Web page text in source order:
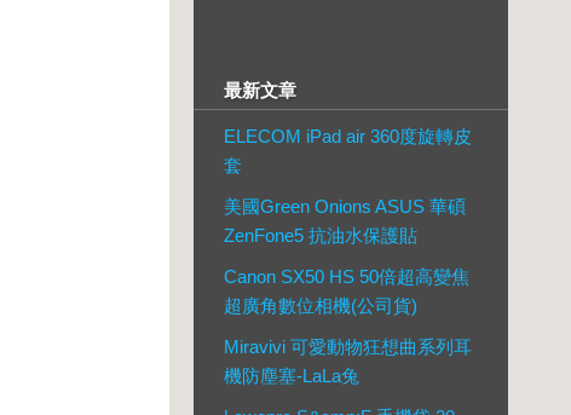
最新文章
ELECOM iPad air 360度旋轉皮
套
美國Green Onions ASUS 華碩
ZenFone5 抗油水保護貼
Canon SX50 HS 50倍超高變焦
超廣角數位相機(公司貨)
Miravivi 可愛動物狂想曲系列耳
機防塵塞-LaLa兔